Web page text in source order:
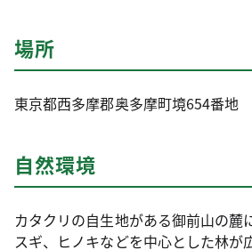
場所
東京都西多摩郡奥多摩町境654番地
自然環境
カタクリの自生地がある御前山の麓
スギ、ヒノキなどを中心とした林が